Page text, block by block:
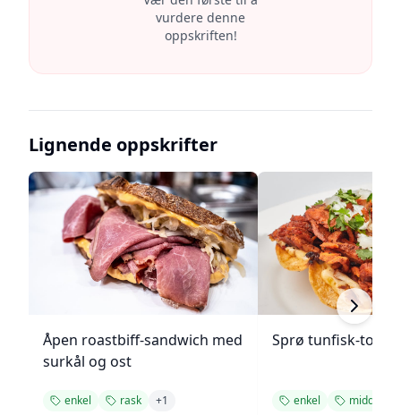
vurdere denne
oppskriften!
Lignende oppskrifter
Åpen roastbiff-sandwich med
surkål og ost
enkel rask +1
Sprø tunfisk-
enkel middag